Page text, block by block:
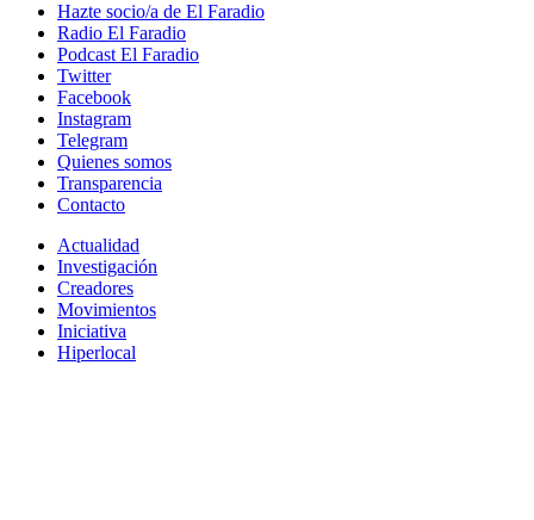
Hazte socio/a de El Faradio
Radio El Faradio
Podcast El Faradio
Twitter
Facebook
Instagram
Telegram
Quienes somos
Transparencia
Contacto
Actualidad
Investigación
Creadores
Movimientos
Iniciativa
Hiperlocal